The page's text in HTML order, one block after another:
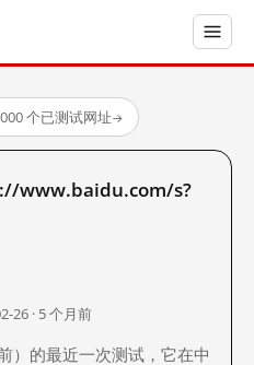
个已测试网址→
www.baidu.com/s?
26 · 5 个月前
）的最近一次测试，它在中